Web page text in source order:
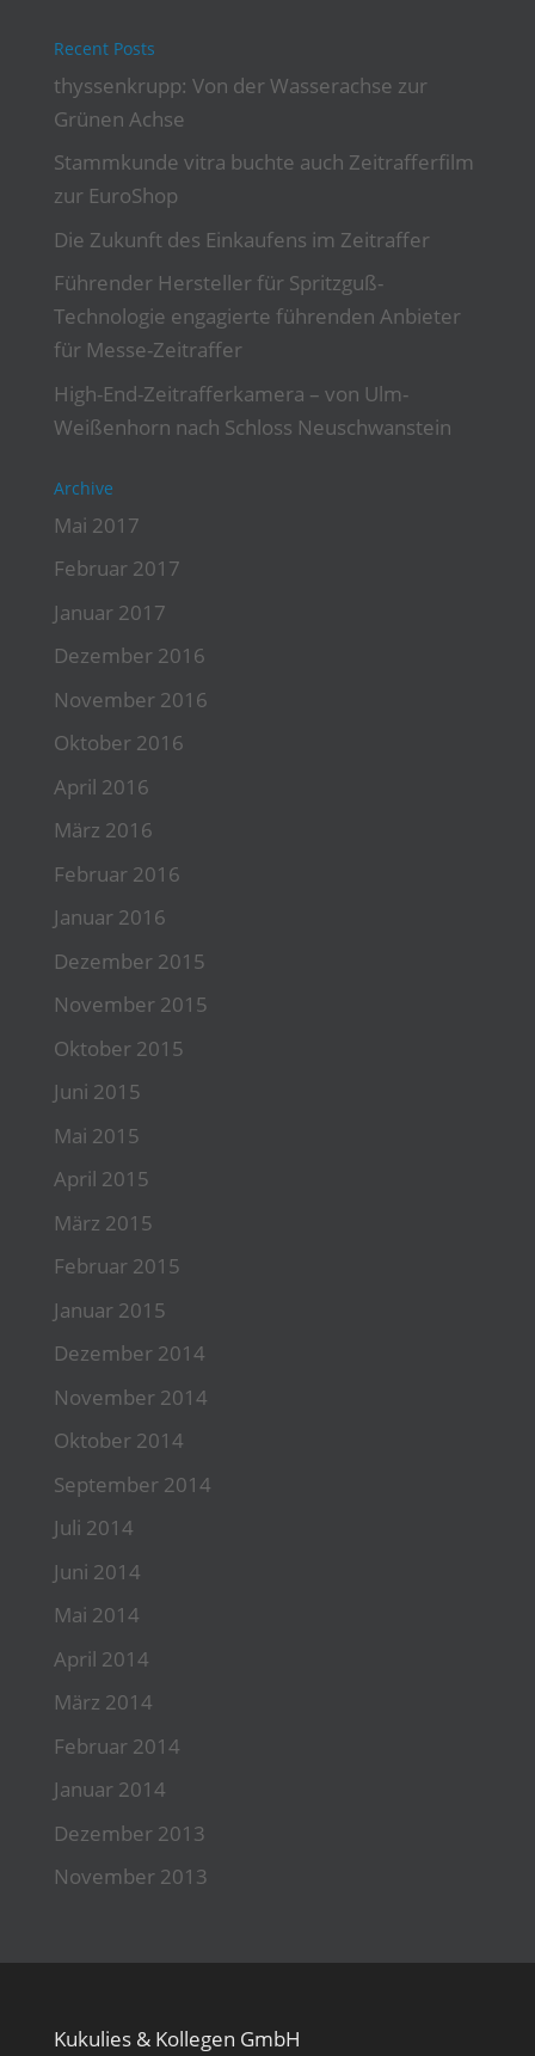
Recent Posts
thyssenkrupp: Von der Wasserachse zur
Grünen Achse
Stammkunde vitra buchte auch Zeitrafferfilm
zur EuroShop
Die Zukunft des Einkaufens im Zeitraffer
Führender Hersteller für Spritzguß-
Technologie engagierte führenden Anbieter
für Messe-Zeitraffer
High-End-Zeitrafferkamera – von Ulm-
Weißenhorn nach Schloss Neuschwanstein
Archive
Mai 2017
Februar 2017
Januar 2017
Dezember 2016
November 2016
Oktober 2016
April 2016
März 2016
Februar 2016
Januar 2016
Dezember 2015
November 2015
Oktober 2015
Juni 2015
Mai 2015
April 2015
März 2015
Februar 2015
Januar 2015
Dezember 2014
November 2014
Oktober 2014
September 2014
Juli 2014
Juni 2014
Mai 2014
April 2014
März 2014
Februar 2014
Januar 2014
Dezember 2013
November 2013
Kukulies & Kollegen GmbH